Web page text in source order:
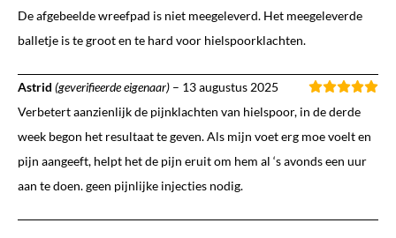
De afgebeelde wreefpad is niet meegeleverd. Het meegeleverde
balletje is te groot en te hard voor hielspoorklachten.
Astrid (geverifieerde eigenaar) – 13 augustus 2025
Verbetert aanzienlijk de pijnklachten van hielspoor, in de derde
week begon het resultaat te geven. Als mijn voet erg moe voelt en
pijn aangeeft, helpt het de pijn eruit om hem al ‘s avonds een uur
aan te doen. geen pijnlijke injecties nodig.